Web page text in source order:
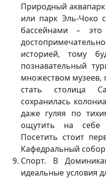
Природный
или парк Эль-Чоко
бассейнами –
историей, тому
познавательный
множеством музеев,
стать столица
сохранилась
даже гуляя по
ощутить на себе
Посетить стоит
Кафедральный
Спорт. В
идеальные условия